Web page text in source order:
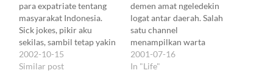
para expatriate tentang
masyarakat Indonesia.
Sick jokes, pikir aku
sekilas, sambil tetap yakin
bahwa kamar mandi di
terminal Nottingham
2002-10-15
Similar post
demen amat ngeledekin
logat antar daerah. Salah
satu channel
menampilkan warta
berita versi Cardiff, versi
Belfast, dan versi Glasgow
2001-07-16
In "Life"